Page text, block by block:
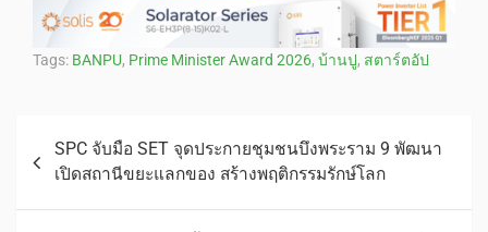
Tags: BANPU, Prime Minister Award 2026, บ้านปู, สตาร์ตอัป
SPC จับมือ SET จุดประกายชุมชนบึงพระราม 9 พัฒนา
เปิดสถานีขยะแลกของ สร้างพฤติกรรมรักษ์โลก